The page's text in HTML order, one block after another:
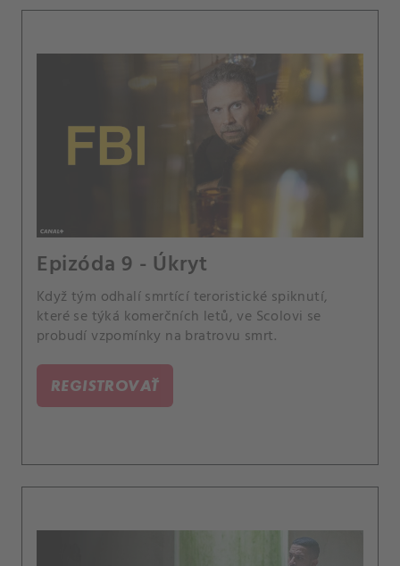
Epizóda 9 - Úkryt
Když tým odhalí smrtící teroristické spiknutí,
které se týká komerčních letů, ve Scolovi se
probudí vzpomínky na bratrovu smrt.
REGISTROVAŤ